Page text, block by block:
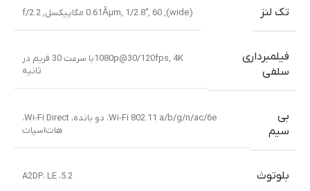
تک لنز (wide)
,
0.61Âµm, 1/2.8″, 60 مگاپیکسل ,
f/2.2
فیلمبرداری
سلفی
1080p@30/120fps,
4Kبا سرعت 30 فریم در
ثانیه
بی
سیم
Wi-Fi 802.11 a/b/g/n/ac/6e، دو بانده، Wi-Fi Direct،
هات‌اسپات
بلوتوث 5.2، A2DP، LE